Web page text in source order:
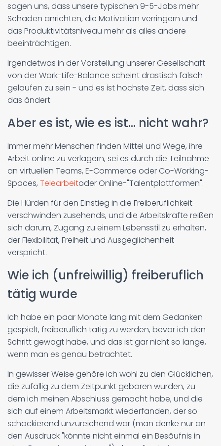
sagen uns, dass unsere typischen 9-5-Jobs mehr
Schaden anrichten, die Motivation verringern und
das Produktivitätsniveau mehr als alles andere
beeinträchtigen.
Irgendetwas in der Vorstellung unserer Gesellschaft
von der Work-Life-Balance scheint drastisch falsch
gelaufen zu sein - und es ist höchste Zeit, dass sich
das ändert
Aber es ist, wie es ist... nicht wahr?
Immer mehr Menschen finden Mittel und Wege, ihre
Arbeit online zu verlagern, sei es durch die Teilnahme
an virtuellen Teams, E-Commerce oder Co-Working-
Spaces, Telearbeitoder Online-"Talentplattformen".
Die Hürden für den Einstieg in die Freiberuflichkeit
verschwinden zusehends, und die Arbeitskräfte reißen
sich darum, Zugang zu einem Lebensstil zu erhalten,
der Flexibilität, Freiheit und Ausgeglichenheit
verspricht.
Wie ich (unfreiwillig) freiberuflich
tätig wurde
Ich habe ein paar Monate lang mit dem Gedanken
gespielt, freiberuflich tätig zu werden, bevor ich den
Schritt gewagt habe, und das ist gar nicht so lange,
wenn man es genau betrachtet.
In gewisser Weise gehöre ich wohl zu den Glücklichen,
die zufällig zu dem Zeitpunkt geboren wurden, zu
dem ich meinen Abschluss gemacht habe, und die
sich auf einem Arbeitsmarkt wiederfanden, der so
schockierend unzureichend war (man denke nur an
den Ausdruck "könnte nicht einmal ein Besäufnis in